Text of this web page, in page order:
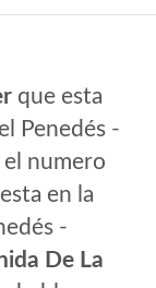
que esta
Penedés -
el numero
en la
-
De La